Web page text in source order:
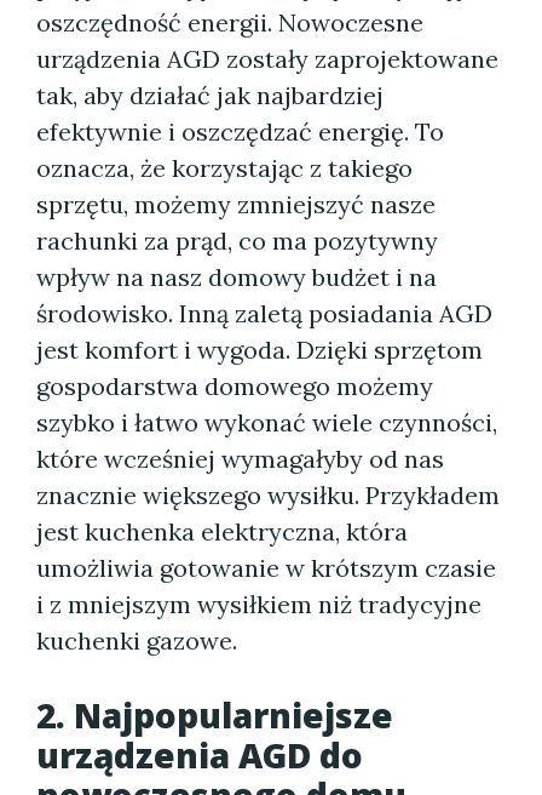
oszczędność energii. Nowoczesne
urządzenia AGD zostały zaprojektowane
tak, aby działać jak najbardziej
efektywnie i oszczędzać energię. To
oznacza, że korzystając z takiego
sprzętu, możemy zmniejszyć nasze
rachunki za prąd, co ma pozytywny
wpływ na nasz domowy budżet i na
środowisko. Inną zaletą posiadania AGD
jest komfort i wygoda. Dzięki sprzętom
gospodarstwa domowego możemy
szybko i łatwo wykonać wiele czynności,
które wcześniej wymagałyby od nas
znacznie większego wysiłku. Przykładem
jest kuchenka elektryczna, która
umożliwia gotowanie w krótszym czasie
i z mniejszym wysiłkiem niż tradycyjne
kuchenki gazowe.
2. Najpopularniejsze
urządzenia AGD do